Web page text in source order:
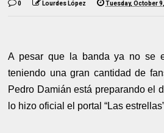
0 Lourdes López Tuesday, October
A pesar que la banda ya no se
teniendo una gran cantidad de
Pedro Damián está preparando el
lo hizo oficial el portal “Las